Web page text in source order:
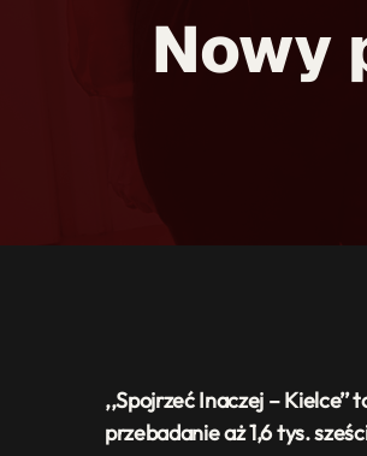
Nowy
,,Spojrzeć Inaczej –
przebadanie aż 1,6 tys.